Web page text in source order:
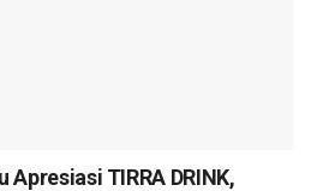
Apresiasi TIRRA DRINK,